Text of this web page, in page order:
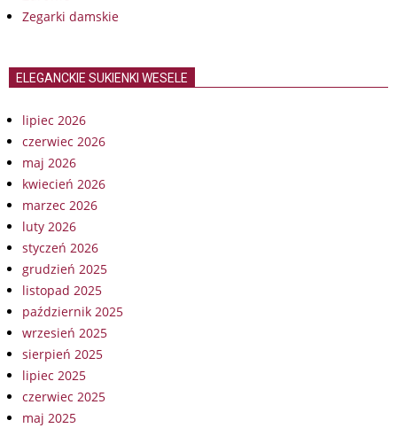
Zegarki damskie
ELEGANCKIE SUKIENKI WESELE
lipiec 2026
czerwiec 2026
maj 2026
kwiecień 2026
marzec 2026
luty 2026
styczeń 2026
grudzień 2025
listopad 2025
październik 2025
wrzesień 2025
sierpień 2025
lipiec 2025
czerwiec 2025
maj 2025